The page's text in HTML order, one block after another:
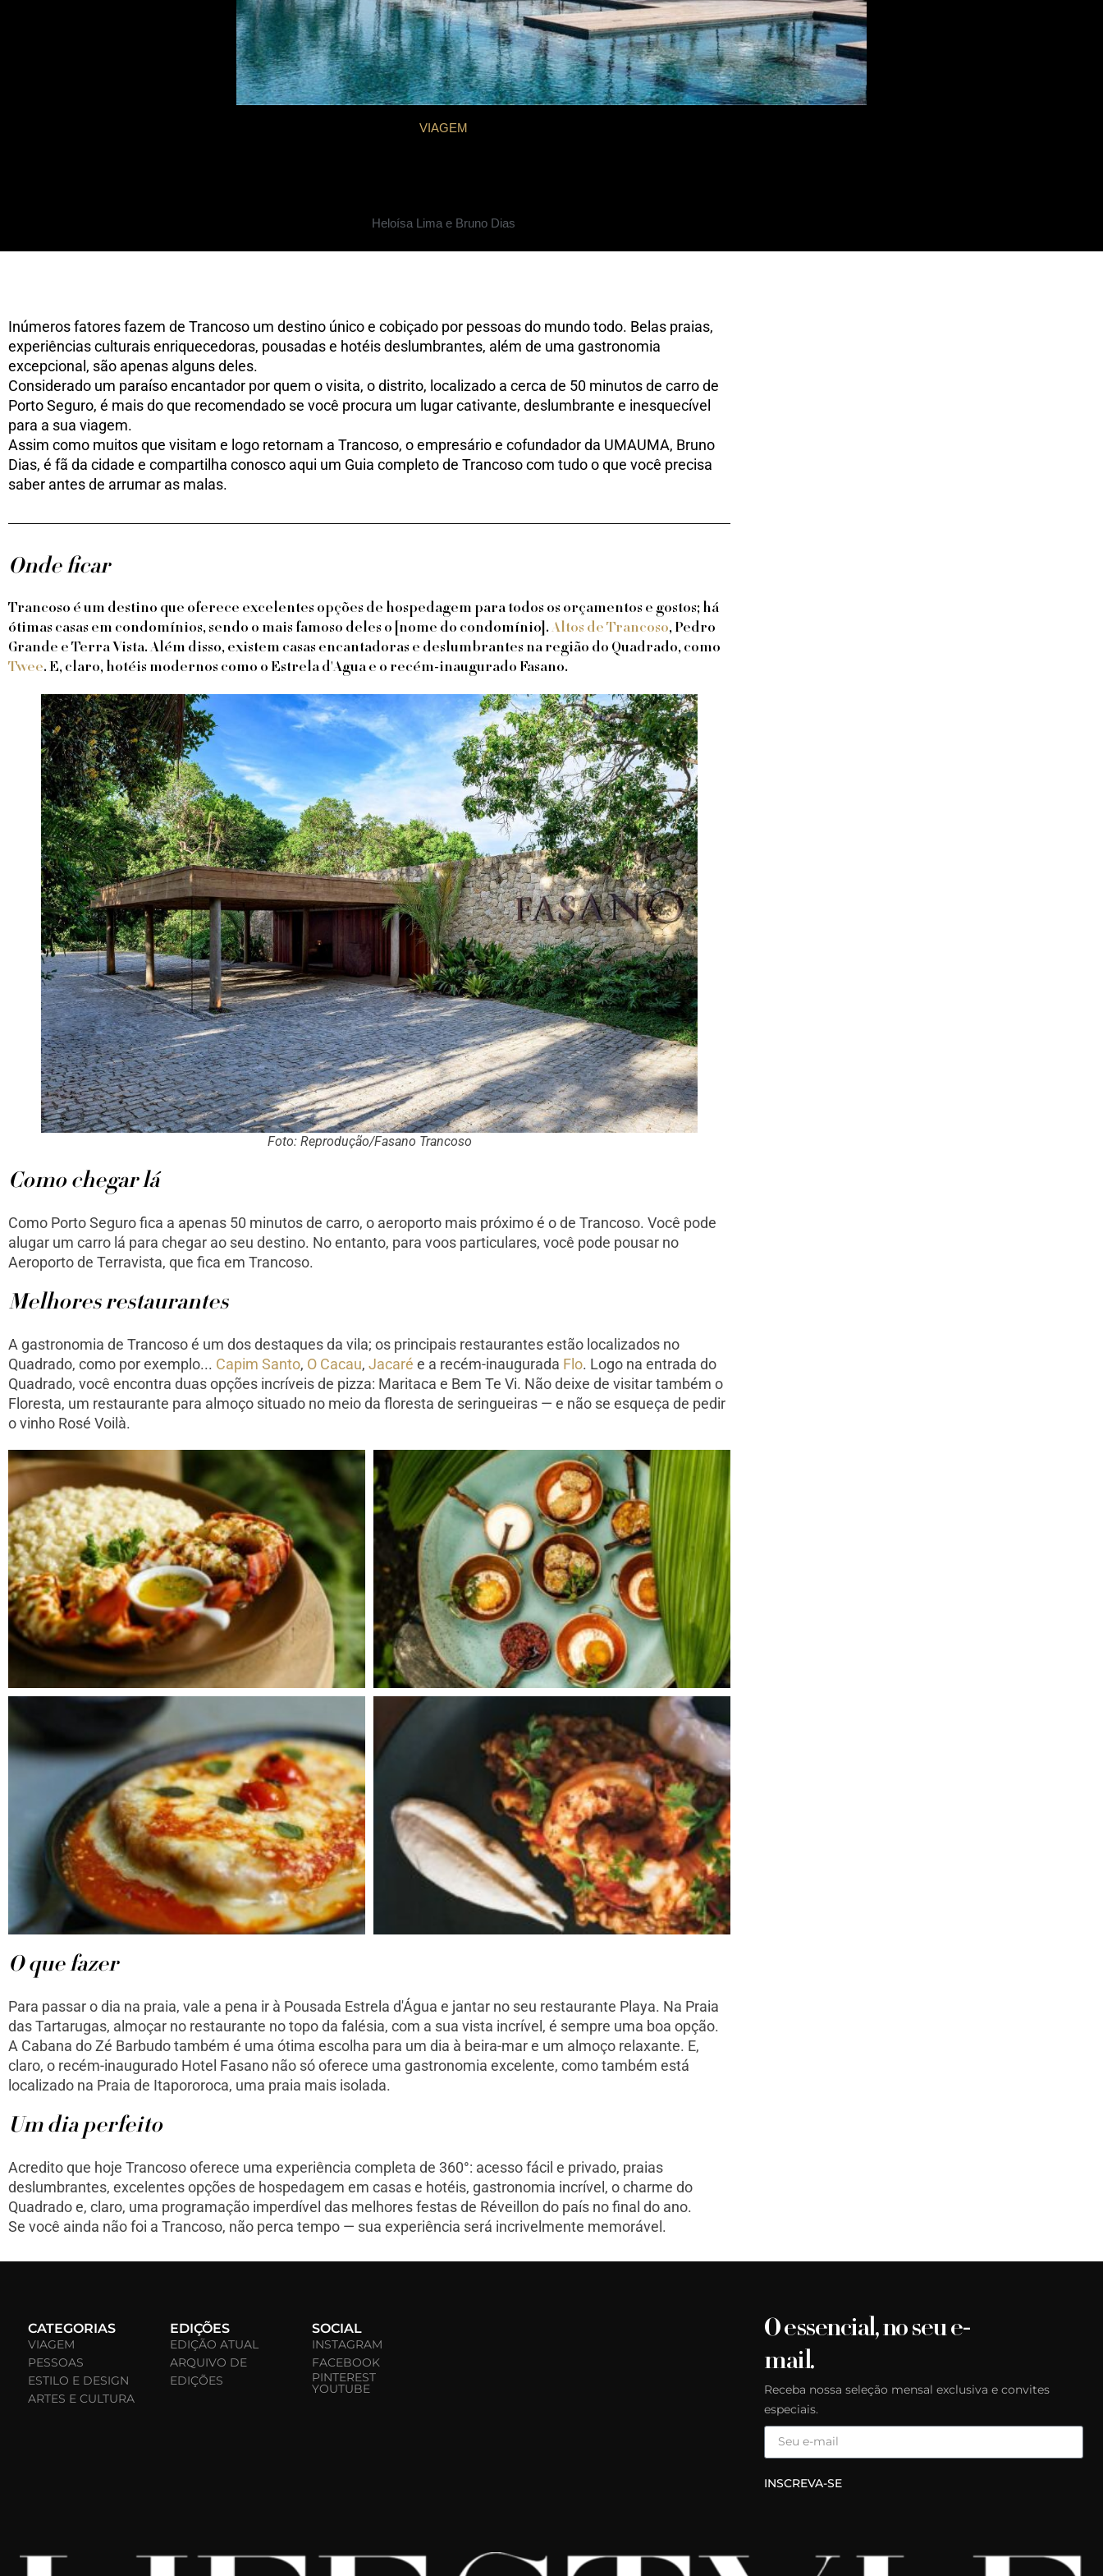
VIAGEM
Heloísa Lima e Bruno Dias
Inúmeros fatores fazem de Trancoso um destino único e cobiçado por pessoas do mundo todo. Belas praias,
experiências culturais enriquecedoras, pousadas e hotéis deslumbrantes, além de uma gastronomia
excepcional, são apenas alguns deles.
Considerado um paraíso encantador por quem o visita, o distrito, localizado a cerca de 50 minutos de carro de
Porto Seguro, é mais do que recomendado se você procura um lugar cativante, deslumbrante e inesquecível
para a sua viagem.
Assim como muitos que visitam e logo retornam a Trancoso, o empresário e cofundador da UMAUMA, Bruno
Dias, é fã da cidade e compartilha conosco aqui um Guia completo de Trancoso com tudo o que você precisa
saber antes de arrumar as malas.
Onde ficar
Trancoso é um destino que oferece excelentes opções de hospedagem para todos os orçamentos e gostos; há
ótimas casas em condomínios, sendo o mais famoso deles o [nome do condomínio].Altos de Trancoso, Pedro
Grande e Terra Vista. Além disso, existem casas encantadoras e deslumbrantes na região do Quadrado, como
Twee. E, claro, hotéis modernos como o Estrela d'Agua e o recém-inaugurado Fasano.
Foto: Reprodução/Fasano Trancoso
Como chegar lá
Como Porto Seguro fica a apenas 50 minutos de carro, o aeroporto mais próximo é o de Trancoso. Você pode
alugar um carro lá para chegar ao seu destino. No entanto, para voos particulares, você pode pousar no
Aeroporto de Terravista, que fica em Trancoso.
Melhores restaurantes
A gastronomia de Trancoso é um dos destaques da vila; os principais restaurantes estão localizados no
Quadrado, como por exemplo... Capim Santo, O Cacau, Jacaré e a recém-inaugurada Flo. Logo na entrada do
Quadrado, você encontra duas opções incríveis de pizza: Maritaca e Bem Te Vi. Não deixe de visitar também o
Floresta, um restaurante para almoço situado no meio da floresta de seringueiras — e não se esqueça de pedir
o vinho Rosé Voilà.
O que fazer
Para passar o dia na praia, vale a pena ir à Pousada Estrela d'Água e jantar no seu restaurante Playa. Na Praia
das Tartarugas, almoçar no restaurante no topo da falésia, com a sua vista incrível, é sempre uma boa opção.
A Cabana do Zé Barbudo também é uma ótima escolha para um dia à beira-mar e um almoço relaxante. E,
claro, o recém-inaugurado Hotel Fasano não só oferece uma gastronomia excelente, como também está
localizado na Praia de Itapororoca, uma praia mais isolada.
Um dia perfeito
Acredito que hoje Trancoso oferece uma experiência completa de 360°: acesso fácil e privado, praias
deslumbrantes, excelentes opções de hospedagem em casas e hotéis, gastronomia incrível, o charme do
Quadrado e, claro, uma programação imperdível das melhores festas de Réveillon do país no final do ano.
Se você ainda não foi a Trancoso, não perca tempo — sua experiência será incrivelmente memorável.
CATEGORIAS
VIAGEM
PESSOAS
ESTILO E DESIGN
ARTES E CULTURA
EDIÇÕES
EDIÇÃO ATUAL
ARQUIVO DE
EDIÇÕES
SOCIAL
INSTAGRAM
FACEBOOK
PINTEREST
YOUTUBE
O essencial, no seu e-
mail.
Receba nossa seleção mensal exclusiva e convites
especiais.
INSCREVA-SE